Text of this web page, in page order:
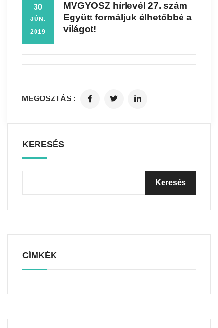
30
JÚN.
2019
MVGYOSZ hírlevél 27. szám
Együtt formáljuk élhetőbbé a
világot!
MEGOSZTÁS :
KERESÉS
CÍMKÉK